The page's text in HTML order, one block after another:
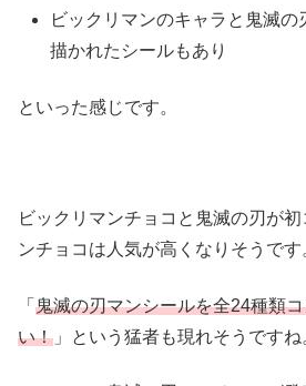
ビックリマンのキャラと鬼滅の
描かれたシールもあり
といった感じです。
ビックリマンチョコと鬼滅の刃が
ンチョコは人気が高くなりそうです
「 鬼滅の刃マンシールを全24種類
い！ 」という猛者も現れそうですね